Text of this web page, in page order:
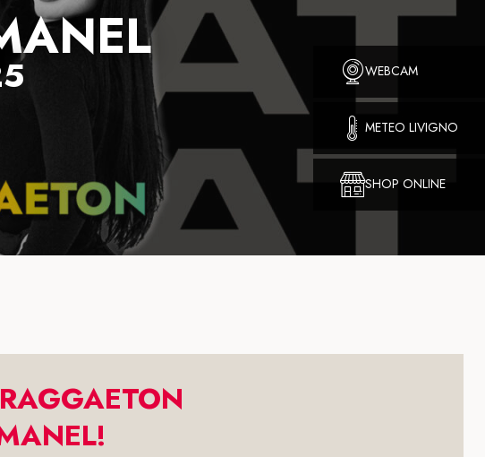
WEBCAM
METEO LIVIGNO
SHOP ONLINE